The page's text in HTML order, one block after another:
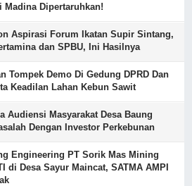
Madina Dipertaruhkan!
Aspirasi Forum Ikatan Supir Sintang,
dan SPBU, Ini Hasilnya
Tompek Demo Di Gedung DPRD Dan
Keadilan Lahan Kebun Sawit
Audiensi Masyarakat Desa Baung
Dengan Investor Perkebunan
Engineering PT Sorik Mas Mining
di Desa Sayur Maincat, SATMA AMPI